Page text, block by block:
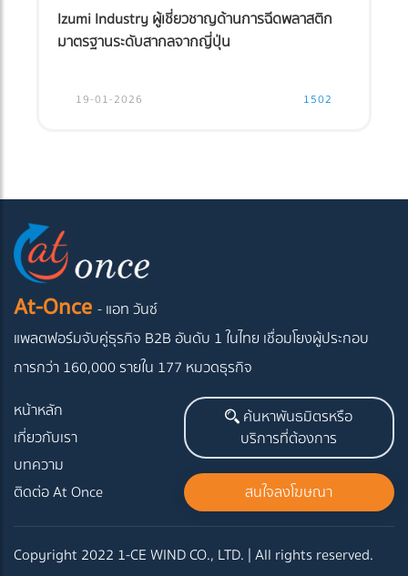
Izumi Industry ผู้เชี่ยวชาญด้านการฉีดพลาสติก
มาตรฐานระดับสากลจากญี่ปุ่น
19-01-2026 1502
At-Once - แอท วันซ์
แพลตฟอร์มจับคู่ธุรกิจ B2B อันดับ 1 ในไทย เชื่อมโยงผู้ประกอบ
การกว่า 160,000 รายใน 177 หมวดธุรกิจ
หน้าหลัก
เกี่ยวกับเรา
บทความ
ติดต่อ At Once
ค้นหาพันธมิตรหรือ
บริการที่ต้องการ
สนใจลงโฆษณา
Copyright 2022 1-CE WIND CO., LTD. | All rights reserved.